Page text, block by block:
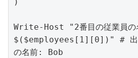
)
Write-Host "2番目の従業員の
$($employees[1][0])" # 出
の名前: Bob